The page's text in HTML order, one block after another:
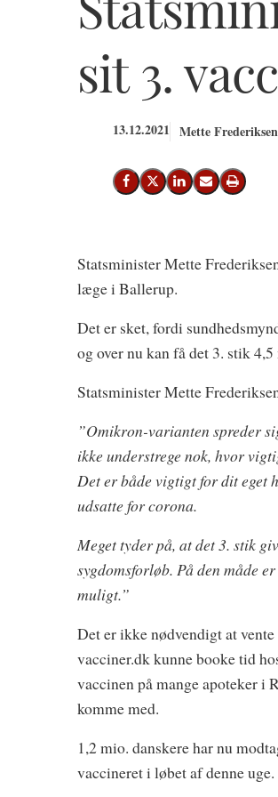
sit 3.
13.12.2021 Mette
Del på Facebook
Del på X (Twitter)
Del på LinkedIn
Send email
Print
Statsminister Mette
læge i Ballerup.
Det er sket, fordi
og over nu kan få det 3. stik
Statsminister Mette
”Omikron-varianten spreder
ikke understrege nok, hvor
Det er både vigtigt for dit eget
udsatte for corona.
Meget tyder på, at det 3. stik
sygdomsforløb. På den måde
muligt.”
Det er ikke nødvendigt at
vacciner.dk kunne booke tid
vaccinen på mange apoteker i
komme med.
1,2 mio. danskere har nu
vaccineret i løbet af denne uge.